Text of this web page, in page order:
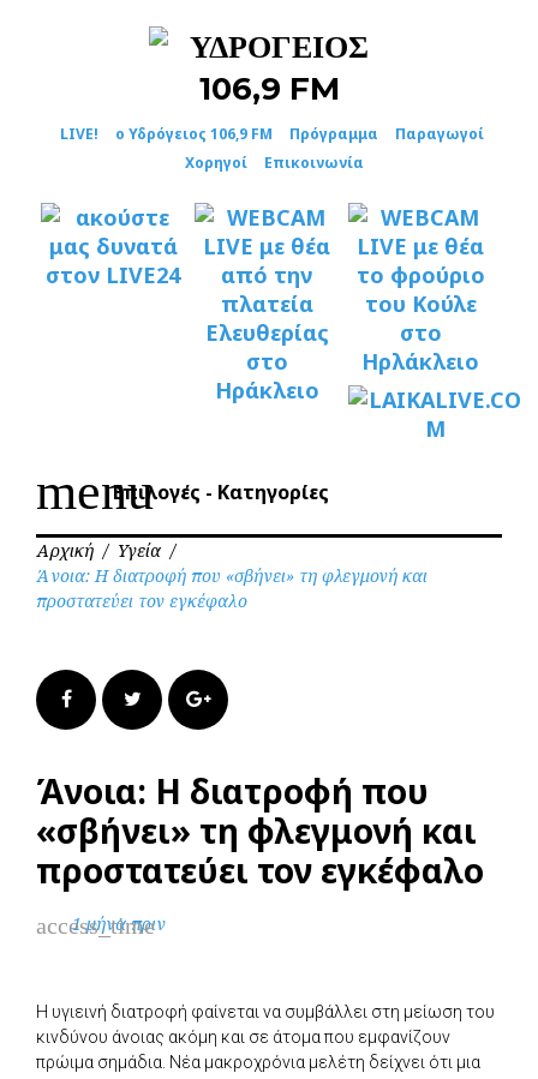
LIVE! ο Υδρόγειος 106,9 FM Πρόγραμμα
Παραγωγοί
Χορηγοί
Επικοινωνία
menuΕπιλογές - Κατηγορίες
Αρχική / Υγεία /
Άνοια: Η διατροφή που «σβήνει» τη φλεγμονή και
προστατεύει τον εγκέφαλο
FacebookTwitter Google+
Άνοια: Η διατροφή που
«σβήνει» τη φλεγμονή και
προστατεύει τον εγκέφαλο
access_time
1 μήνα πριν
Η υγιεινή διατροφή φαίνεται να συμβάλλει στη μείωση του
κινδύνου άνοιας ακόμη και σε άτομα που εμφανίζουν
πρώιμα σημάδια. Νέα μακροχρόνια μελέτη δείχνει ότι μια